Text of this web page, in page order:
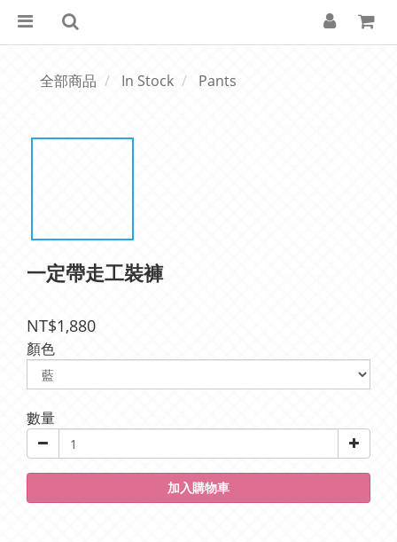
全部商品 In Stock Pants
一定帶走工裝褲
NT$1,880
顏色
數量
加入購物車